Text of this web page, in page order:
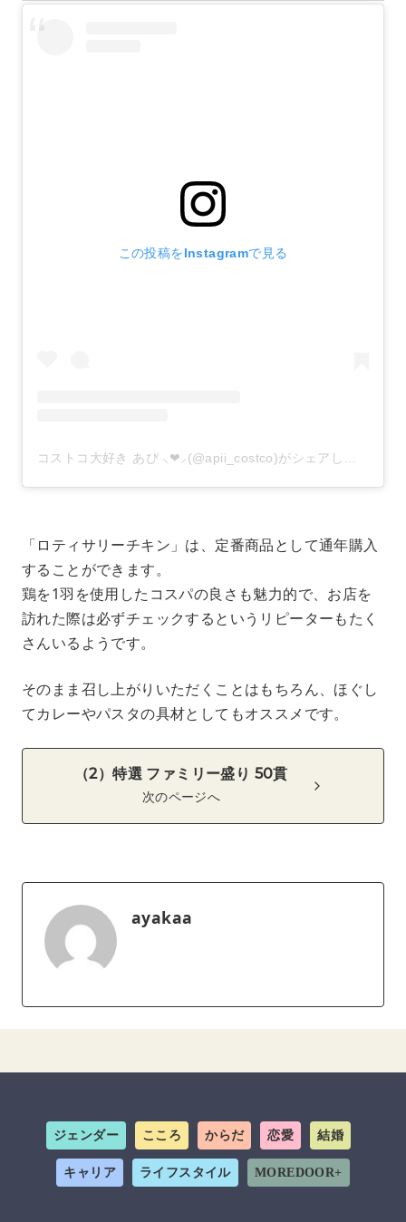
この投稿をInstagramで見る
コストコ大好き あぴ ⸜❤︎⸝‍(@apii_costco)がシェアした投稿
「ロティサリーチキン」は、定番商品として通年購入
することができます。
鶏を1羽を使用したコスパの良さも魅力的で、お店を
訪れた際は必ずチェックするというリピーターもたく
さんいるようです。
そのまま召し上がりいただくことはもちろん、ほぐし
てカレーやパスタの具材としてもオススメです。
（2）特選 ファミリー盛り 50貫
次のページへ
ayakaa
ジェンダー こころ からだ 恋愛 結婚
キャリア ライフスタイル MOREDOOR+